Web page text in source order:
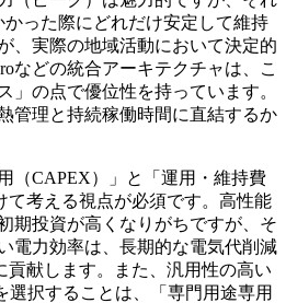
った際にどれだけ安定して維持
、実際の地域活動において決定的
などの統合アーキテクチャは、こ
」の点で優位性を持っています。
管理と持続稼働時間に直結するか
（CAPEX）」と「運用・維持費
て考える視点が必須です。高性能
期投資が高くなりがちですが、そ
電力効率は、長期的な電気代削減
貢献します。また、汎用性の高い
選択することは、「専門用途専用